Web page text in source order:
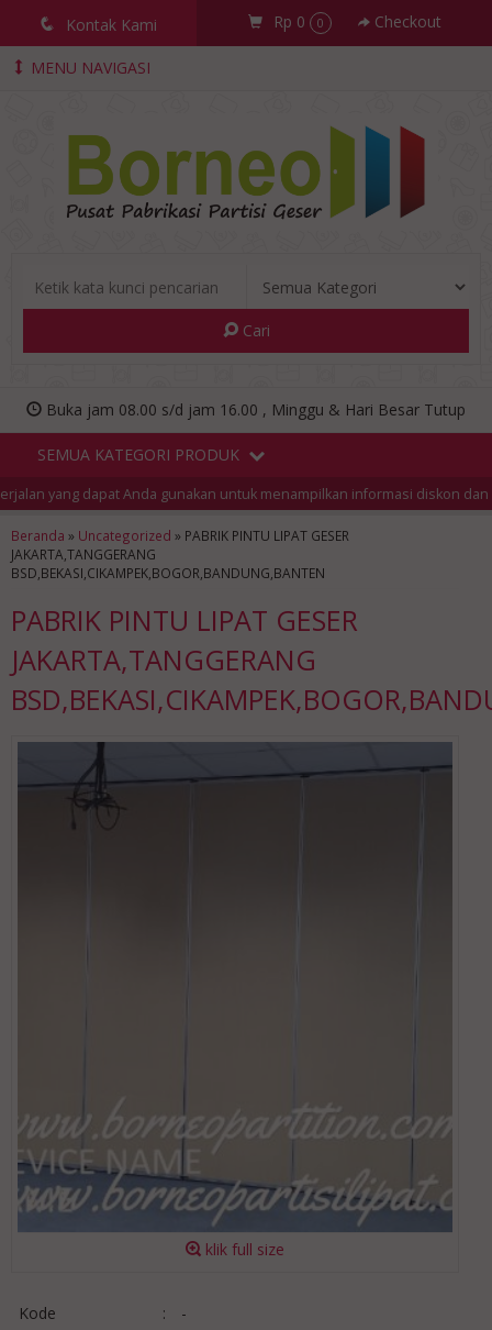
q Kontak Kami Rp 0 0 Checkout
MENU NAVIGASI
Cari
Buka jam 08.00 s/d jam 16.00 , Minggu & Hari Besar Tutup
SEMUA KATEGORI PRODUK
yang dapat Anda gunakan untuk menampilkan informasi diskon dan
Beranda » Uncategorized » PABRIK PINTU LIPAT GESER
JAKARTA,TANGGERANG
BSD,BEKASI,CIKAMPEK,BOGOR,BANDUNG,BANTEN
PABRIK PINTU LIPAT GESER
JAKARTA,TANGGERANG
klik full size
Kode :
-